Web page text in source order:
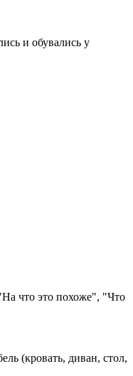
и обувались у
что это похоже", "Что
(кровать, диван, стол,